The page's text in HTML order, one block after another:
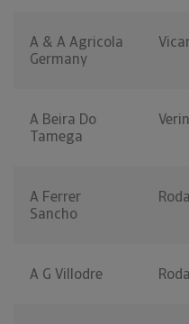
A & A Agricola
Germany
A Beira Do
Tamega
Verin
A Ferrer
Sancho
A G Villodre